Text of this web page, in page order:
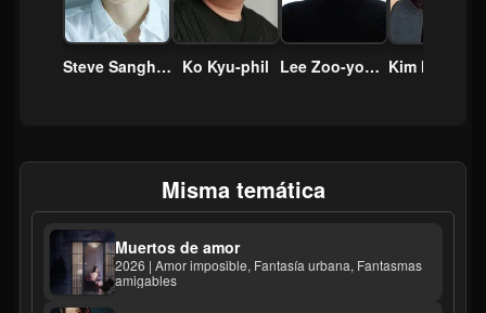
Steve Sanghyun Noh Ko Kyu-phil Lee Zoo-young
Misma temática
Muertos de amor
2026 | Amor imposible, Fantasía urbana, Fantasmas
amigables